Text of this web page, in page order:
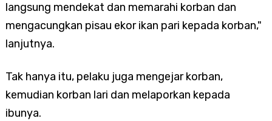
langsung mendekat dan memarahi korban dan
mengacungkan pisau ekor ikan pari kepada korban,"
lanjutnya.
Tak hanya itu, pelaku juga mengejar korban,
kemudian korban lari dan melaporkan kepada
ibunya.